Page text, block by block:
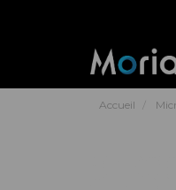
Accueil